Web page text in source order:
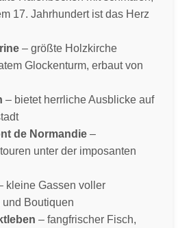
17. Jahrhundert ist das Herz
– größte Holzkirche
Glockenturm, erbaut von
– bietet herrliche Ausblicke auf
de Normandie –
unter der imposanten
kleine Gassen voller
Boutiquen
– fangfrischer Fisch,